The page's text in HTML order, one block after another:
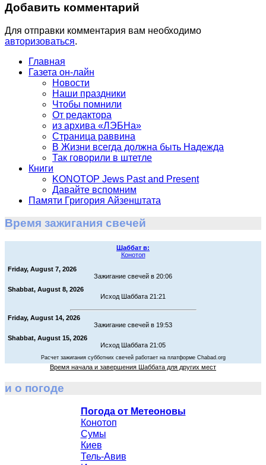
Добавить комментарий
Для отправки комментария вам необходимо
авторизоваться.
Главная
Газета он-лайн
Новости
Наши праздники
Чтобы помнили
От редактора
из архива «ЛЭБНа»
Страница раввина
В Жизни всегда должна быть Надежда
Так говорили в штетле
Книги
KONOTOP Jews Past and Present
Давайте вспомним
Памяти Григория Айзенштата
Время зажигания свечей
Шаббат в:
Конотоп
Friday, August 7, 2026
Зажигание свечей в 20:06
Shabbat, August 8, 2026
Исход Шаббата 21:21
Friday, August 14, 2026
Зажигание свечей в 19:53
Shabbat, August 15, 2026
Исход Шаббата 21:05
Расчет зажигания субботних свечей работает на платформе Chabad.org
Время начала и завершения Шаббата для других мест
и о погоде
Погода от Метеоновы
Конотоп
Сумы
Киев
Тель-Авив